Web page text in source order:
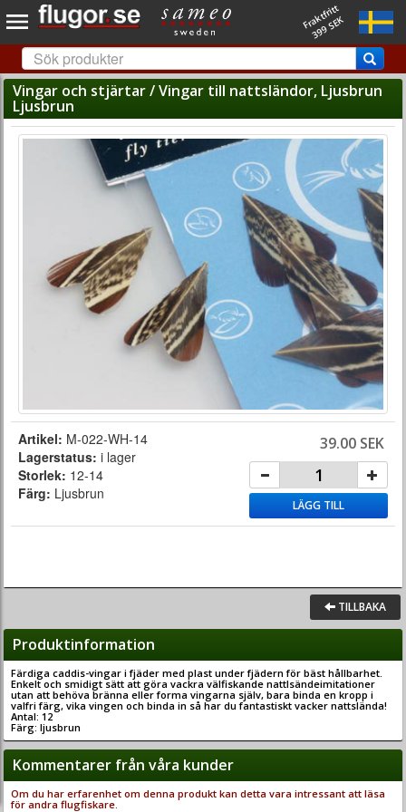
Fraktfritt
399 SEK
Vingar och stjärtar / Vingar till nattsländor, Ljusbrun
Ljusbrun
Artikel: M-022-WH-14
Lagerstatus: i lager
Storlek: 12-14
Färg: Ljusbrun
39.00 SEK
LÄGG TILL
TILLBAKA
Produktinformation
Färdiga caddis-vingar i fjäder med plast under fjädern för bäst hållbarhet.
Enkelt och smidigt sätt att göra vackra välfiskande nattlsändeimitationer
utan att behöva bränna eller forma vingarna själv, bara binda en kropp i
valfri färg, vika vingen och binda in så har du fantastiskt vacker nattslända!
Antal: 12
Färg: ljusbrun
Kommentarer från våra kunder
Om du har erfarenhet om denna produkt kan detta vara intressant att läsa
för andra flugfiskare.